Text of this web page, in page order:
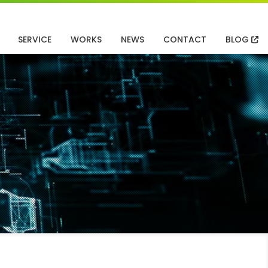
SERVICE WORKS NEWS CONTACT BLOG